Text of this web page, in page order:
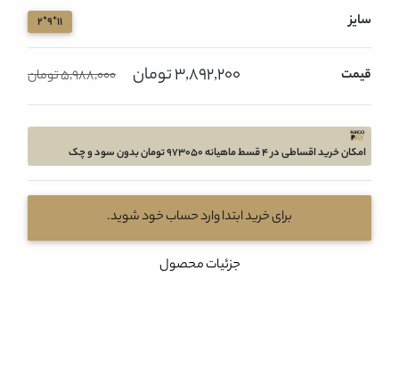
سایز
قیمت 3,892,200 تومان 5,988,000 تومان
امکان خرید اقساطی در 4 قسط ماهیانه 973050 تومان بدون سود و چک
برای خرید ابتدا وارد حساب خود شوید.
جزئیات محصول